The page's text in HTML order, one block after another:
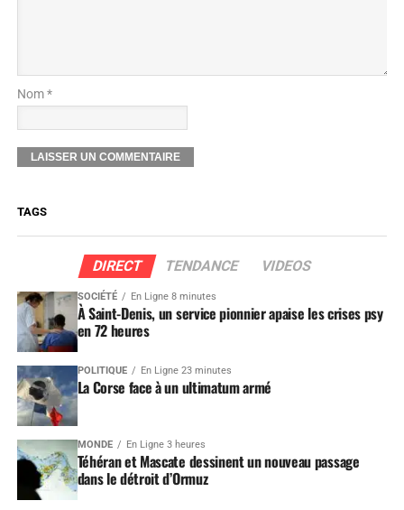
Nom *
TAGS
DIRECT TENDANCE VIDEOS
SOCIÉTÉ En Ligne 8 minutes
À Saint-Denis, un service pionnier apaise les crises psy
en 72 heures
POLITIQUE En Ligne 23 minutes
La Corse face à un ultimatum armé
MONDE En Ligne 3 heures
Téhéran et Mascate dessinent un nouveau passage
dans le détroit d’Ormuz